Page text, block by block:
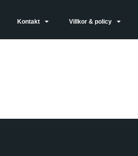
Kontakt Villkor & policy